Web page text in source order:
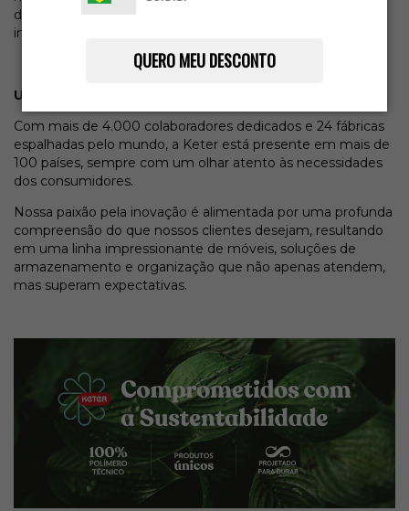
QUERO MEU DESCONTO
design moderno, funcionalidade e durabilidade
incomparáveis.
Uma História de Excelência e Inovação
Com mais de 4.000 colaboradores dedicados e 24 fábricas
espalhadas pelo mundo, a Keter está presente em mais de
100 países, sempre com um olhar atento às necessidades
dos consumidores.
Nossa paixão pela inovação é alimentada por uma profunda
compreensão do que nossos clientes desejam, resultando
em uma linha impressionante de móveis, soluções de
armazenamento e organização que não apenas atendem,
mas superam expectativas.